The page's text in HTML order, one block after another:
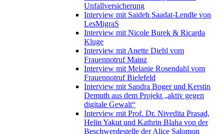
Unfallversicherung
Interview mit Saideh Saadat-Lendle von
LesMigraS
Interview mit Nicole Burek & Ricarda
Kluge
Interview mit Anette Diehl vom
Frauennotruf Mainz
Interview mit Melanie Rosendahl vom
Frauennotruf Bielefeld
Interview mit Sandra Boger und Kerstin
Demuth aus dem Projekt „aktiv gegen
digitale Gewalt“
Interview mit Prof. Dr. Nivedita Prasad,
Helin Yakut und Kathrin Blaha von der
Beschwerdestelle der Alice Salomon